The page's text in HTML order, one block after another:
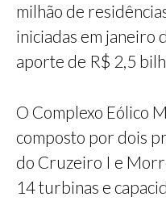
milhão de
iniciadas em janeiro
aporte de R$ 2,5
O Complexo Eólico
composto por dois
do Cruzeiro I e
14 turbinas e